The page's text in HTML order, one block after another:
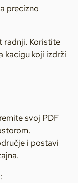
precizno
radnji. Koristite
kacigu koji izdrži
svoj PDF
i postavi